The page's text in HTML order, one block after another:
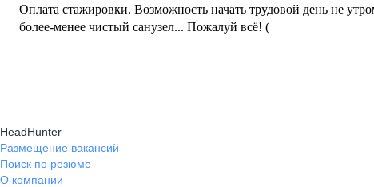
Оплата стажировки. Возможность начать трудовой день не
более-менее чистый санузел... Пожалуй всё! (
HeadHunter
Размещение вакансий
Поиск по резюме
О компании